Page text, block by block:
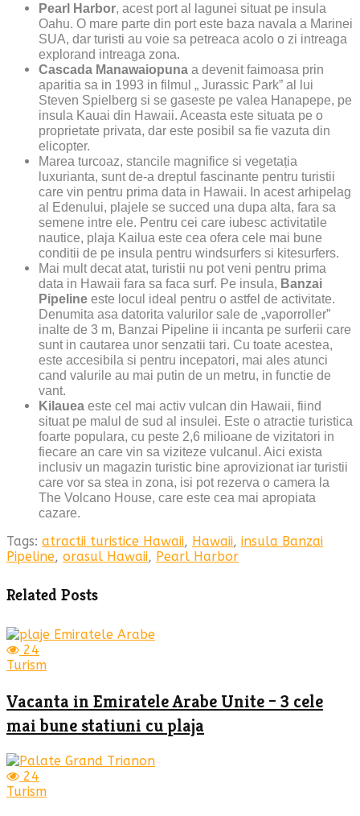
Pearl Harbor, acest port al lagunei situat pe insula
Oahu. O mare parte din port este baza navala a Marinei
SUA, dar turisti au voie sa petreaca acolo o zi intreaga
explorand intreaga zona.
Cascada Manawaiopuna a devenit faimoasa prin
aparitia sa in 1993 in filmul „ Jurassic Park” al lui
Steven Spielberg si se gaseste pe valea Hanapepe, pe
insula Kauai din Hawaii. Aceasta este situata pe o
proprietate privata, dar este posibil sa fie vazuta din
elicopter.
Marea turcoaz, stancile magnifice si vegetația
luxurianta, sunt de-a dreptul fascinante pentru turistii
care vin pentru prima data in Hawaii. In acest arhipelag
al Edenului, plajele se succed una dupa alta, fara sa
semene intre ele. Pentru cei care iubesc activitatile
nautice, plaja Kailua este cea ofera cele mai bune
conditii de pe insula pentru windsurfers si kitesurfers.
Mai mult decat atat, turistii nu pot veni pentru prima
data in Hawaii fara sa faca surf. Pe insula, Banzai
Pipeline este locul ideal pentru o astfel de activitate.
Denumita asa datorita valurilor sale de „vaporroller”
inalte de 3 m, Banzai Pipeline ii incanta pe surferii care
sunt in cautarea unor senzatii tari. Cu toate acestea,
este accesibila si pentru incepatori, mai ales atunci
cand valurile au mai putin de un metru, in functie de
vant.
Kilauea este cel mai activ vulcan din Hawaii, fiind
situat pe malul de sud al insulei. Este o atractie turistica
foarte populara, cu peste 2,6 milioane de vizitatori in
fiecare an care vin sa viziteze vulcanul. Aici exista
inclusiv un magazin turistic bine aprovizionat iar turistii
care vor sa stea in zona, isi pot rezerva o camera la
The Volcano House, care este cea mai apropiata
cazare.
Tags: atractii turistice Hawaii, Hawaii, insula Banzai
Pipeline, orasul Hawaii, Pearl Harbor
Related Posts
24
Turism
Vacanta in Emiratele Arabe Unite – 3 cele
mai bune statiuni cu plaja
24
Turism